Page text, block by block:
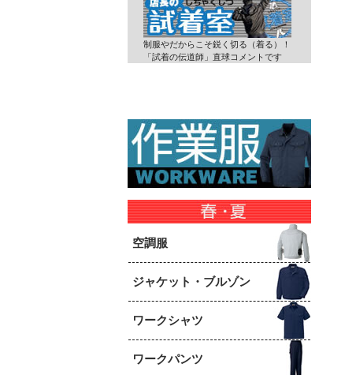
制服やだからこそ鋭く切る（着る）！
「試着の伝道師」直球コメントです
空調服
ジャケット・ブルゾン
ワークシャツ
ワークパンツ